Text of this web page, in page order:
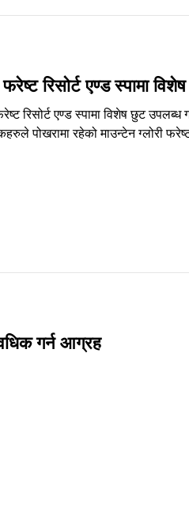
रिसोर्ट एण्ड स्पामा
एण्ड स्पामा विशेष छुट उपलब्ध
रहेको माउन्टेन ग्लोरी फरेष्ट
गर्न आग्रह